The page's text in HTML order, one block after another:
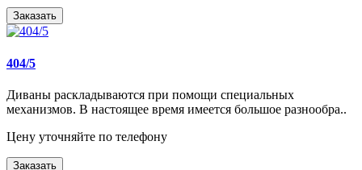
Заказать
404/5
Диваны раскладываются при помощи специальных
механизмов. В настоящее время имеется большое разнообра..
Цену уточняйте по телефону
Заказать